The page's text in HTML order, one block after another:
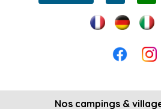
Nos campings &